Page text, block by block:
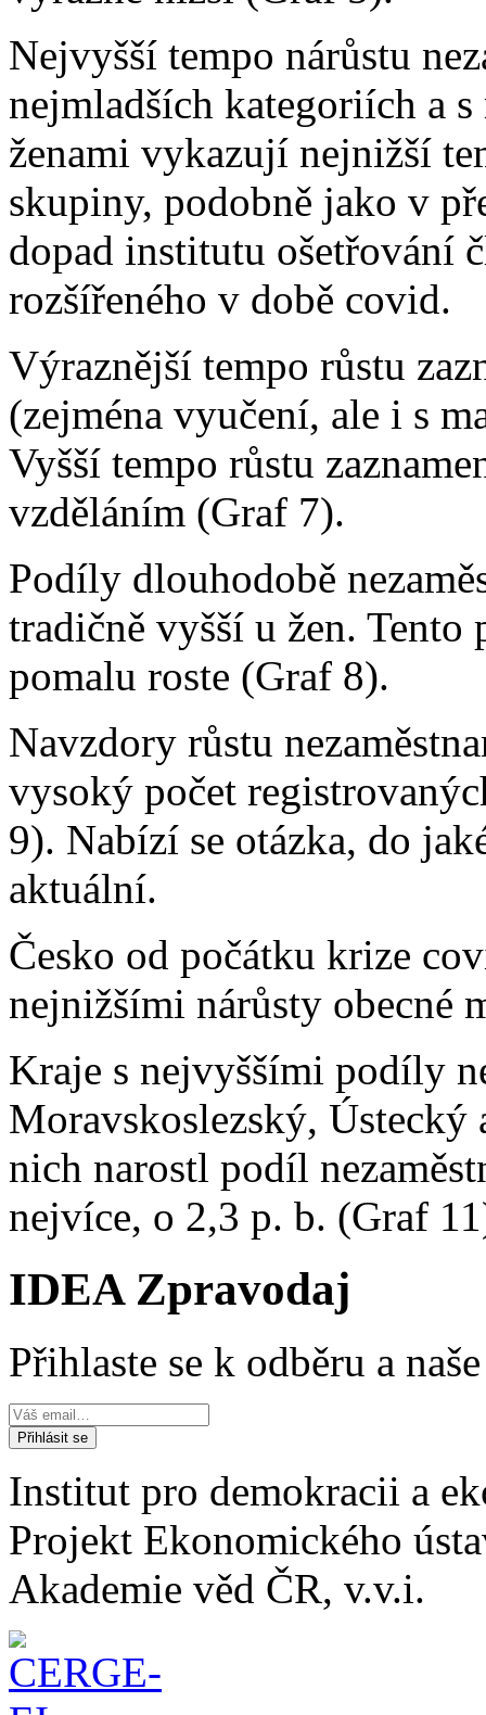
Nejvyšší tempo nárůstu
nejmladších kategoriích a
ženami vykazují nejnižší
skupiny, podobně jako v
dopad institutu ošetřování
rozšířeného v době covid.
Výraznější tempo růstu
(zejména vyučení, ale i s
Vyšší tempo růstu
vzděláním (Graf 7).
Podíly dlouhodobě
tradičně vyšší u žen.
pomalu roste (Graf 8).
Navzdory růstu
vysoký počet
9). Nabízí se otázka, do
aktuální.
Česko od počátku krize
nejnižšími nárůsty obecné
Kraje s nejvyššími podíly
Moravskoslezský,
nich narostl podíl
nejvíce, o 2,3 p. b. (Graf
IDEA Zpravodaj
Přihlaste se k odběru a
Institut pro demokracii a
Projekt Ekonomického
Akademie věd ČR, v.v.i.